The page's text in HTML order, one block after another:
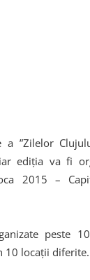
a ”Zilelor
ediția va fi
2015 –
peste
10 locații diferite.